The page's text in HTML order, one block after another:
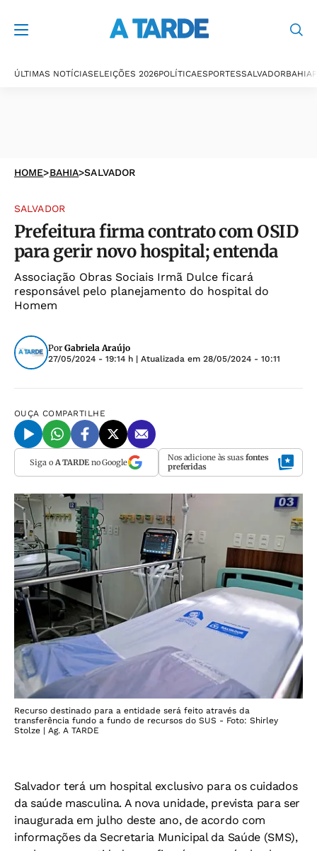
ÚLTIMAS NOTÍCIASELEIÇÕES 2026POLÍTICAESPORTESSALVADORBAHIA
HOME>BAHIA>SALVADOR
SALVADOR
Prefeitura firma contrato com OSID
para gerir novo hospital; entenda
Associação Obras Sociais Irmã Dulce ficará
responsável pelo planejamento do hospital do
Homem
Por Gabriela Araújo
27/05/2024 - 19:14 h | Atualizada em 28/05/2024 - 10:11
OUÇA COMPARTILHE
Siga o A TARDEno Google Nos adicione às suas fontes
preferidas
Recurso destinado para a entidade será feito através da
transferência fundo a fundo de recursos do SUS - Foto: Shirley
Stolze | Ag. A TARDE
Salvador terá um hospital exclusivo para os cuidados
da saúde masculina. A nova unidade, prevista para ser
inaugurada em julho deste ano, de acordo com
informações da Secretaria Municipal da Saúde (SMS),